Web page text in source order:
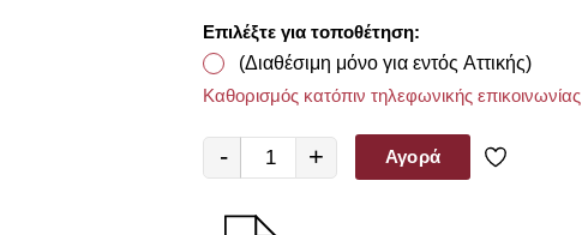
Επιλέξτε για τοποθέτηση:
(Διαθέσιμη μόνο για εντός Αττικής)
Καθορισμός κατόπιν τηλεφωνικής επικοινωνίας
- + Αγορά